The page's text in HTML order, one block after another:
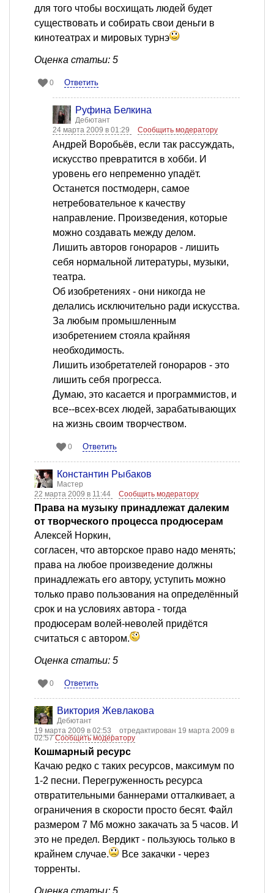
для того чтобы восхищать людей будет
существовать и собирать свои деньги в
кинотеатрах и мировых турнэ
Оценка статьи: 5
0 Ответить
Руфина Белкина
Дебютант
24 марта 2009 в 01:29
Сообщить модератору
Андрей Воробьёв, если так рассуждать,
искусство превратится в хобби. И
уровень его непременно упадёт.
Останется постмодерн, самое
нетребовательное к качеству
направление. Произведения, которые
можно создавать между делом.
Лишить авторов гонораров - лишить
себя нормальной литературы, музыки,
театра.
Об изобретениях - они никогда не
делались исключительно ради искусства.
За любым промышленным
изобретением стояла крайняя
необходимость.
Лишить изобретателей гонораров - это
лишить себя прогресса.
Думаю, это касается и программистов, и
все--всех-всех людей, зарабатывающих
на жизнь своим творчеством.
0 Ответить
Константин Рыбаков
Мастер
22 марта 2009 в 11:44
Сообщить модератору
Права на музыку принадлежат далеким
от творческого процесса продюсерам
Алексей Норкин,
согласен, что авторское право надо менять;
права на любое произведение должны
принадлежать его автору, уступить можно
только право пользования на определённый
срок и на условиях автора - тогда
продюсерам волей-неволей придётся
считаться с автором.
Оценка статьи: 5
0 Ответить
Виктория Жевлакова
Дебютант
19 марта 2009 в 02:53
отредактирован 19 марта 2009 в
02:57Сообщить модератору
Кошмарный ресурс
Качаю редко с таких ресурсов, максимум по
1-2 песни. Перегруженность ресурса
отвратительными баннерами отталкивает, а
ограничения в скорости просто бесят. Файл
размером 7 Мб можно закачать за 5 часов. И
это не предел. Вердикт - пользуюсь только в
крайнем случае.
Все закачки - через
торренты.